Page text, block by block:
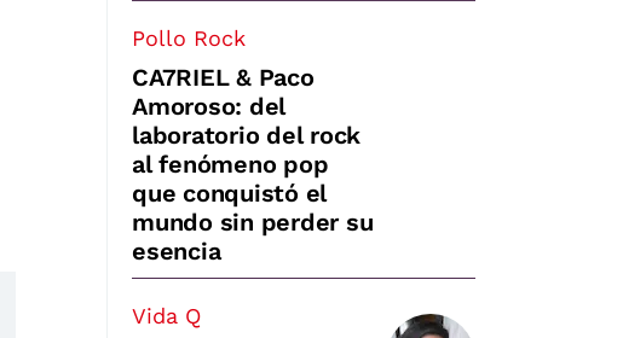
Pollo Rock
CA7RIEL & Paco
Amoroso: del
laboratorio del rock
al fenómeno pop
que conquistó el
mundo sin perder su
esencia
Vida Q